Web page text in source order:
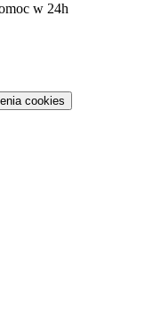
w 24h
cookies